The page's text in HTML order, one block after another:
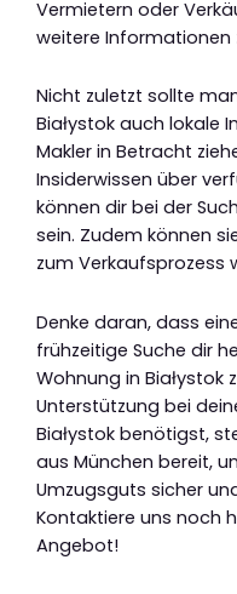
Vermietern oder
weitere Informationen
Nicht zuletzt sollte
Białystok auch lokale
Makler in Betracht
Insiderwissen über
können dir bei der
sein. Zudem können
zum Verkaufsprozess
Denke daran, dass
frühzeitige Suche dir
Wohnung in Białystok
Unterstützung bei
Białystok benötigst,
aus München bereit,
Umzugsguts sicher
Kontaktiere uns noch
Angebot!